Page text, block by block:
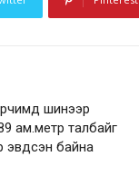
шинээр
ам.метр талбайг
эвдсэн байна